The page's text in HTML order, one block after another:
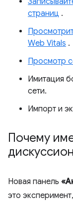
страниц .
Web Vitals .
Просмотр
Имитация
сети.
Импорт и
Почему
Новая панель
это